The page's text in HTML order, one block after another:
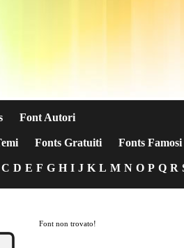
Font Autori
Fonts Gratuiti Fonts Famosi
C D E F G H I J K L M N O P Q R
Font non trovato!